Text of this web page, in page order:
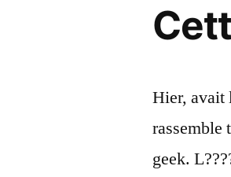
Hier, avait
rassemble
geek.